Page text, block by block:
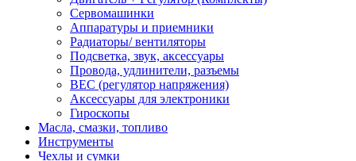
Сервомашинки
Аппаратуры и приемники
Радиаторы/ вентиляторы
Подсветка, звук, аксессуары
Провода, удлинители, разъемы
BEC (регулятор напряжения)
Аксессуары для электроники
Гироскопы
Масла, смазки, топливо
Инструменты
Чехлы и сумки